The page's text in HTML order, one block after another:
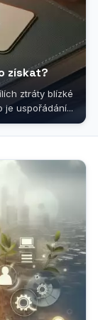
získat?
ztráty blízké
je uspořádání...